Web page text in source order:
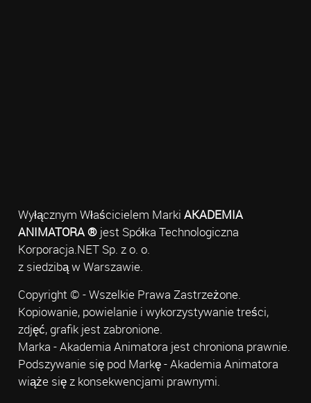
Wyłącznym Właścicielem Marki AKADEMIA
ANIMATORA ®jest Spółka Technologiczna
Korporacja.NET Sp. z o. o.
z siedzibą w Warszawie.
Copyright © - Wszelkie Prawa Zastrzeżone.
Kopiowanie, powielanie i wykorzystywanie treści,
zdjęć, grafik jest zabronione.
Marka - Akademia Animatora jest chroniona prawnie.
Podszywanie się pod Markę - Akademia Animatora
wiąże się z konsekwencjami prawnymi.